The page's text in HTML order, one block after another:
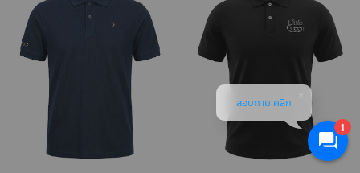
1
สอบถาม คลิก